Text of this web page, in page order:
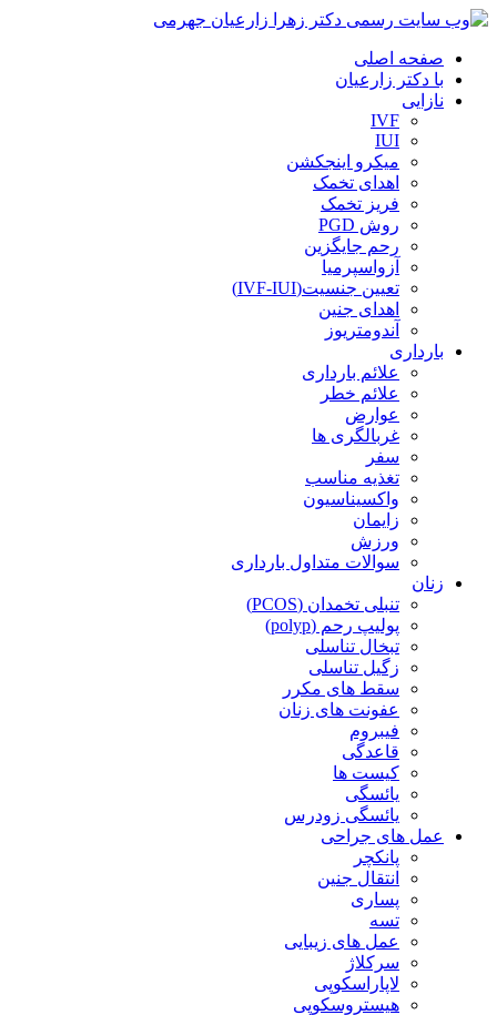
صفحه اصلی
با دکتر زارعیان
نازایی
IVF
IUI
میکرو اینجکشن
اهدای تخمک
فریز تخمک
روش PGD
رحم جایگزین
آزواسپرمیا
تعیین جنسیت(IVF-IUI)
اهدای جنین
آندومتریوز
بارداری
علائم بارداری
علائم خطر
عوارض
غربالگری ها
سفر
تغذیه مناسب
واکسیناسیون
زایمان
ورزش
سوالات متداول بارداری
زنان
تنبلی تخمدان (PCOS)
پولیپ رحم (polyp)
تبخال تناسلی
زگیل تناسلی
سقط های مکرر
عفونت های زنان
فیبروم
قاعدگی
کیست ها
یائسگی
یائسگی زودرس
عمل های جراحی
پانکچر
انتقال جنین
پساری
تسه
عمل های زیبایی
سرکلاژ
لاپاراسکوپی
هیستروسکوپی